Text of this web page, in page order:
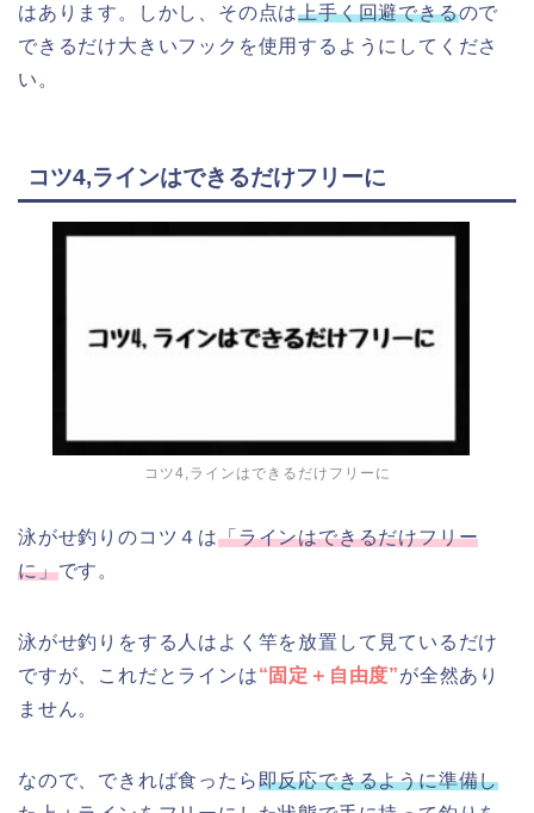
はあります。しかし、その点は上手く回避できるので
できるだけ大きいフックを使用するようにしてくださ
い。
コツ4,ラインはできるだけフリーに
コツ4,ラインはできるだけフリーに
泳がせ釣りのコツ４は「ラインはできるだけフリー
に」です。
泳がせ釣りをする人はよく竿を放置して見ているだけ
ですが、これだとラインは“固定＋自由度”が全然あり
ません。
なので、できれば食ったら即反応できるように準備し